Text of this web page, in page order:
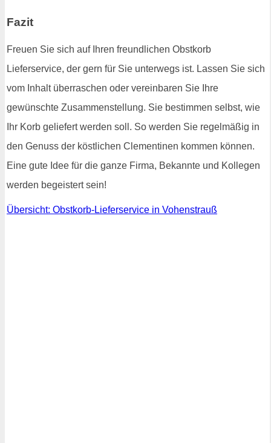
Fazit
Freuen Sie sich auf Ihren freundlichen Obstkorb
Lieferservice, der gern für Sie unterwegs ist. Lassen Sie sich
vom Inhalt überraschen oder vereinbaren Sie Ihre
gewünschte Zusammenstellung. Sie bestimmen selbst, wie
Ihr Korb geliefert werden soll. So werden Sie regelmäßig in
den Genuss der köstlichen Clementinen kommen können.
Eine gute Idee für die ganze Firma, Bekannte und Kollegen
werden begeistert sein!
Übersicht: Obstkorb-Lieferservice in Vohenstrauß